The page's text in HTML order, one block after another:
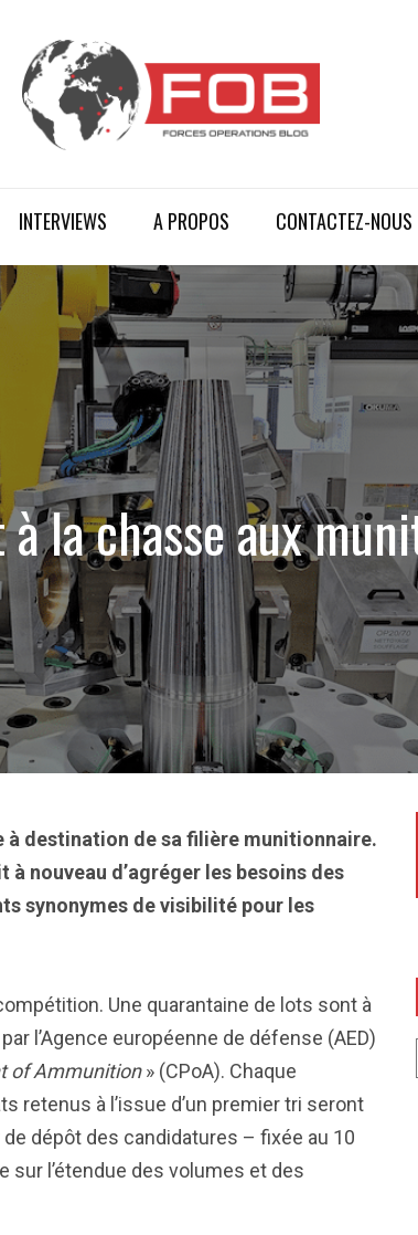
INTERVIEWS A PROPOS CONTACTEZ-NOUS
à la chasse aux
à destination de sa filière munitionnaire.
à nouveau d’agréger les besoins des
synonymes de visibilité pour les
Une quarantaine de lots sont à
l’Agence européenne de défense (AED)
of Ammunition» (CPoA). Chaque
retenus à l’issue d’un premier tri seront
dépôt des candidatures – fixée au 10
sur l’étendue des volumes et des